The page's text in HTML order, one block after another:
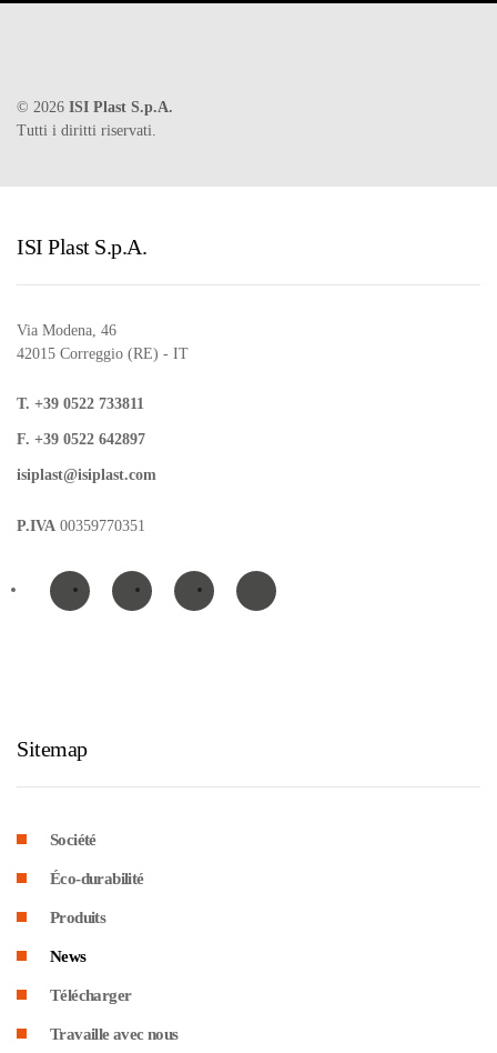
© 2026 ISI Plast S.p.A.
Tutti i diritti riservati.
ISI Plast S.p.A.
Via Modena, 46
42015 Correggio (RE) - IT
T. +39 0522 733811
F. +39 0522 642897
isiplast@isiplast.com
P.IVA 00359770351
Sitemap
Société
Éco-durabilité
Produits
News
Télécharger
Travaille avec nous